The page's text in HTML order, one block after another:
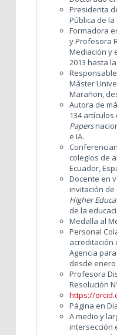
Presidenta
Pública de la
Formadora
y Profesora
Mediación y
2013 hasta
Máster
Marañon,
Autora de
134
Papers
e IA.
colegios de
Ecuador,
Docente en
invitación de
Higher
de la
Medalla al
Personal
acreditación
Agencia
desde enero
Profesora
Resolución
https://
Página en
A medio y
intersección